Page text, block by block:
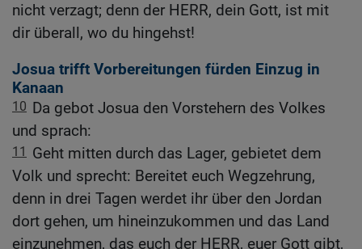
nicht verzagt; denn der HERR, dein Gott, ist mit
dir überall, wo du hingehst!
Josua trifft Vorbereitungen fürden Einzug in
Kanaan
10 Da gebot Josua den Vorstehern des Volkes
und sprach:
11
Geht mitten durch das Lager, gebietet dem
Volk und sprecht: Bereitet euch Wegzehrung,
denn in drei Tagen werdet ihr über den Jordan
dort gehen, um hineinzukommen und das Land
einzunehmen, das euch der HERR, euer Gott gibt,